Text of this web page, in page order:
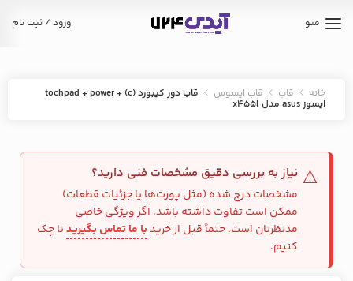
منو ورود / ثبت نام
خانه قاب قاب ایسوس قاب دور کیبورد (c) + tochpad + power
ایسوز asus مدل x455l
⚠️ نیاز به بررسی دقیق مشخصات فنی دارید؟
مشخصات درج شده (مثل پورت‌ها یا جزئیات قطعات)
ممکن است تفاوت داشته باشد. اگر ویژگی خاصی
مدنظرتان است، حتماً قبل از خریدبا ما تماس بگیریدتا چک
کنیم.